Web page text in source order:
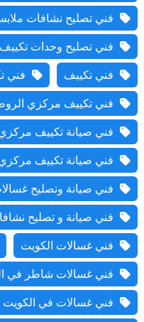
فني تصليح نشافات
فني تصليح وحدات
فني تكييف
فني
فني تكييف مركزي
فني صيانة تكييف
فني صيانة تكييف
فني صيانة وتصليح
فني صيانة و تصليح
فني غسالات الكويت
فني غسالات شاطر في
فني غسالات في الكويت